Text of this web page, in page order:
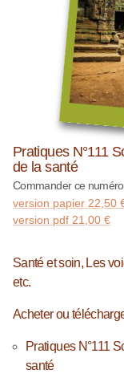
Pratiques N°111
de la santé
Commander ce numéro
version papier 22,50
version pdf 21,00 €
Santé et soin, Les
etc.
Acheter ou
Pratiques N°111
santé